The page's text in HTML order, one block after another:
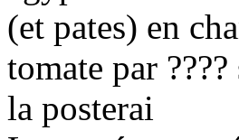
(et pates) en
tomate par
la posterai